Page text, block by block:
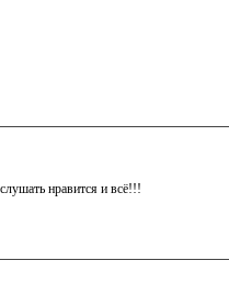
нравится и всё!!!